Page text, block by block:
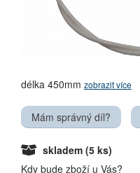
délka 450mm zobrazit více
Mám správný díl?
skladem (5 ks)
Kdy bude zboží u Vás?